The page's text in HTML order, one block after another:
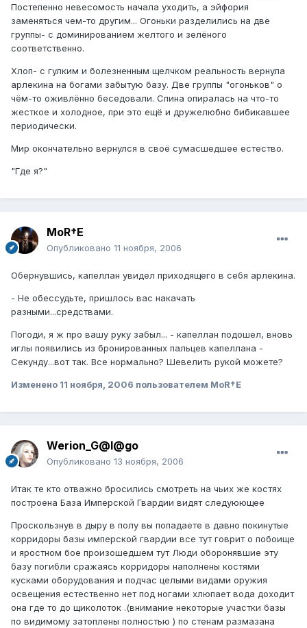
Постепенно невесомость начала уходить, а эйфория
заменяться чем-то другим... Огоньки разделились на две
группы- с доминированием желтого и зелёного
соответственно.
Хлоп- с гулким и болезненным щелчком реальность вернула
арлекина на богами забытую базу. Две группы "огоньков" о
чём-то оживлённо беседовали. Спина опиралась на что-то
жесткое и холодное, при это ещё и дружелюбно бибикавшее
периодически.
Мир окончательно вернулся в своё сумасшедшее естество.
"Где я?"
MoR†E
Опубликовано 11 ноября, 2006
Обернувшись, капеллан увидел приходящего в себя арлекина.
- Не обессудьте, пришлось вас накачать
разными...средствами.
Погоди, я ж про вашу руку забыл... - капеллан подошел, вновь
иглы появились из бронированных пальцев капеллана -
Секунду...вот так. Все нормально? Шевелить рукой можете?
Изменено 11 ноября, 2006 пользователем MoR†E
Werion_G@l@go
Опубликовано 13 ноября, 2006
Итак те кто отважно бросились смотреть на чьих же костях
построена База Имперской Гвардии видят следуюющее
Проскользнув в дыру в полу вы попадаете в давно покинутые
корридоры базы имперской гвардии все тут говрит о побоище
и яростном бое произошедшем тут Люди оборонявшие эту
базу погибли сражаясь корридоры наполнены костями
кусками оборудования и подчас целыми видами оружия
освещения естественно нет под ногами хлюпает вода доходит
она где то до щиколоток .(внимание некоторые участки базы
по видимому затоплены полностью ) по стенам размазана